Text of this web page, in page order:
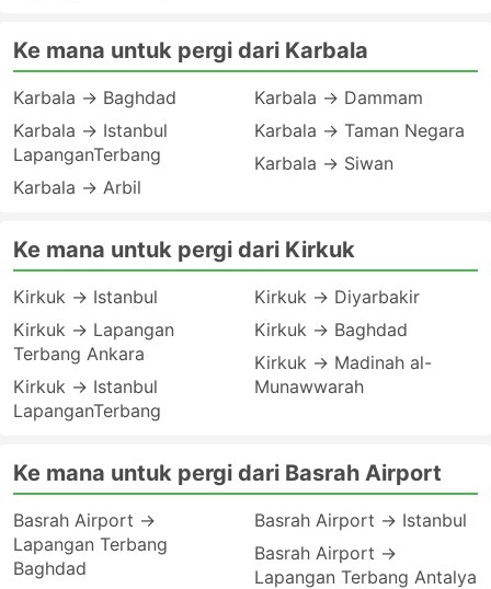
Ke mana untuk pergi dari Karbala
Karbala → Baghdad
Karbala → Istanbul
LapanganTerbang
Karbala → Arbil
Karbala → Dammam
Karbala → Taman Negara
Karbala → Siwan
Ke mana untuk pergi dari Kirkuk
Kirkuk → Istanbul
Kirkuk → Lapangan
Terbang Ankara
Kirkuk → Istanbul
LapanganTerbang
Kirkuk → Diyarbakir
Kirkuk → Baghdad
Kirkuk → Madinah al-
Munawwarah
Ke mana untuk pergi dari Basrah Airport
Basrah Airport →
Lapangan Terbang
Baghdad
Basrah Airport → Istanbul
Basrah Airport →
Lapangan Terbang Antalya